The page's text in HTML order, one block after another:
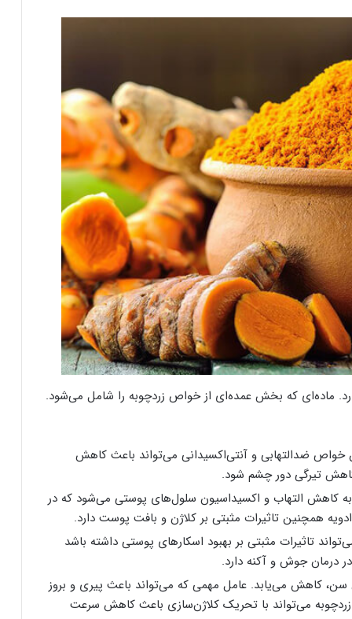
ماده‌ای که بخش عمده‌ای از خواص زردچوبه را شامل می‌شود.
ضدالتهابی و آنتی‌اکسیدانی می‌تواند باعث کاهش
تیرگی دور چشم شود.
به کاهش التهاب و اکسیداسیون سلول‌های پوستی می‌شود که در
همچنین تاثیرات مثبتی بر کلاژن و بافت پوست دارد.
تاثیرات مثبتی بر بهبود اسکارهای پوستی داشته باشد
درمان جوش و آکنه دارد.
کاهش می‌یابد. عامل مهمی که می‌تواند باعث پیری و بروز
می‌تواند با تحریک کلاژن‌سازی باعث کاهش سرعت